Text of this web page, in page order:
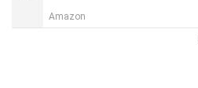
Amazon